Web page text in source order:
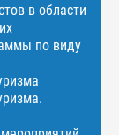
в области
по виду